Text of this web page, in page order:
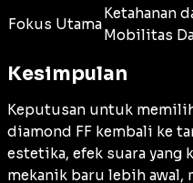
Fokus Utama
Ketahanan
Mobilitas
Kesimpulan
Keputusan untuk
diamond FF kembali ke
estetika, efek suara yang
mekanik baru lebih awal,